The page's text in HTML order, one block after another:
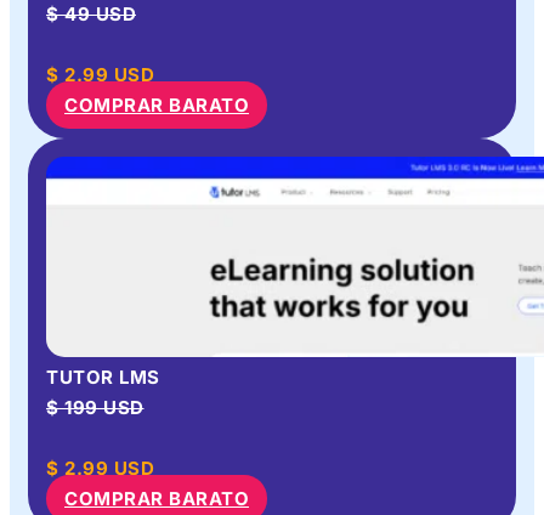
$ 49 USD
$ 2.99 USD
COMPRAR BARATO
TUTOR LMS
$ 199 USD
$ 2.99 USD
COMPRAR BARATO